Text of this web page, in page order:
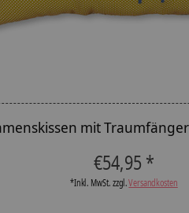
mit
€54,95 *
*Inkl. MwSt. zzgl.Versandkosten